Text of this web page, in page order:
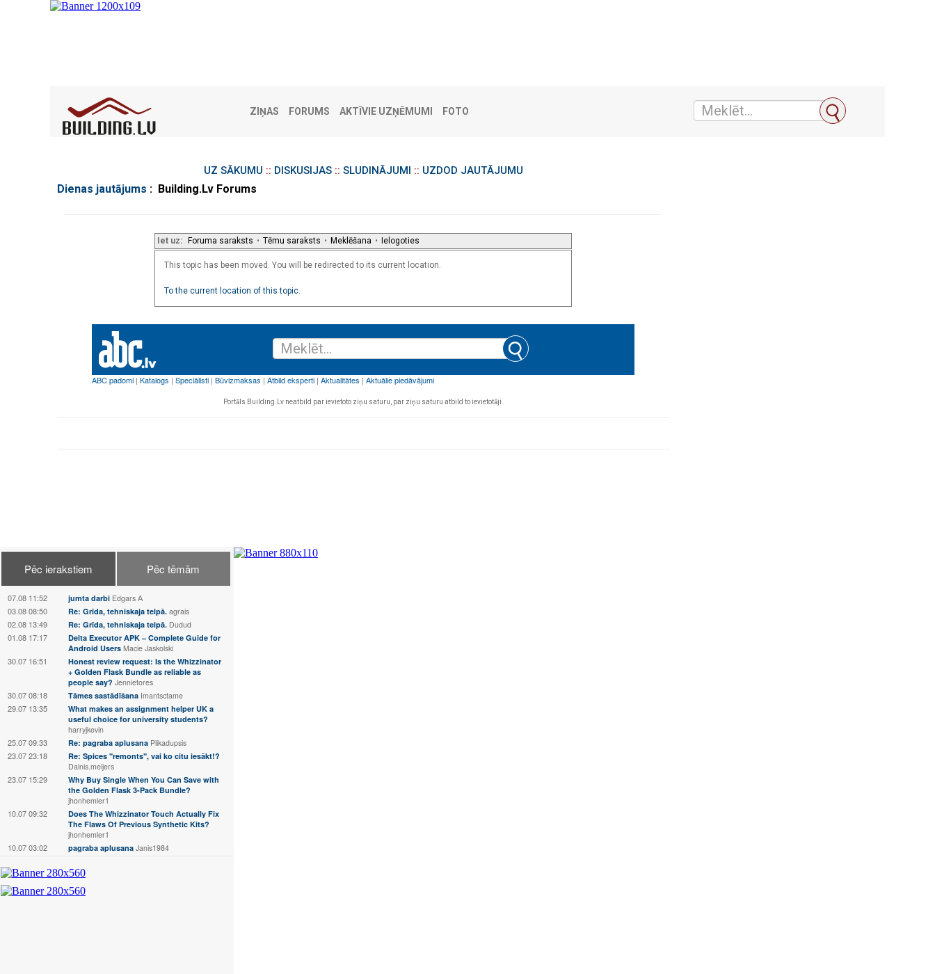
ZIŅAS FORUMS AKTĪVIE UZŅĒMUMI FOTO
UZ SĀKUMU :: DISKUSIJAS:: SLUDINĀJUMI :: UZDOD JAUTĀJUMU
Dienas jautājums : Building.Lv Forums
Iet uz: Foruma saraksts • Tēmu saraksts • Meklēšana • Ielogoties
This topic has been moved. You will be redirected to its current location.
To the current location of this topic.
Portāls Building.Lv neatbild par ievietoto ziņu saturu, par ziņu saturu atbild to ievietotāji.
Pēc ierakstiem Pēc tēmām
07.08 11:52 jumta darbi Edgars А
03.08 08:50 Re: Grīda, tehniskaja telpā. agrais
02.08 13:49 Re: Grīda, tehniskaja telpā. Dudud
01.08 17:17
Delta Executor APK – Complete Guide for
Android Users Macie Jaskolski
30.07 16:51
Honest review request: Is the Whizzinator
+ Golden Flask Bundle as reliable as
people say? Jennietores
30.07 08:18 Tāmes sastādīšana Imantsctame
29.07 13:35
What makes an assignment helper UK a
useful choice for university students?
harryjkevin
25.07 09:33 Re: pagraba aplusana Plikadupsis
23.07 23:18
Re: Spices "remonts", vai ko citu iesākt!?
Dainis.meijers
23.07 15:29
Why Buy Single When You Can Save with
the Golden Flask 3-Pack Bundle?
jhonhemler1
10.07 09:32
Does The Whizzinator Touch Actually Fix
The Flaws Of Previous Synthetic Kits?
jhonhemler1
10.07 03:02 pagraba aplusana Janis1984